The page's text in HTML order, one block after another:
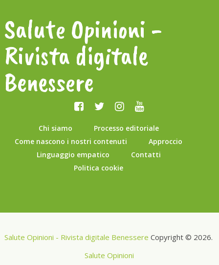
Salute Opinioni -
Rivista digitale
Benessere
Chi siamo
Processo editoriale
Come nascono i nostri contenuti
Approccio
Linguaggio empatico
Contatti
Politica cookie
Salute Opinioni - Rivista digitale Benessere Copyright © 2026.
Salute Opinioni